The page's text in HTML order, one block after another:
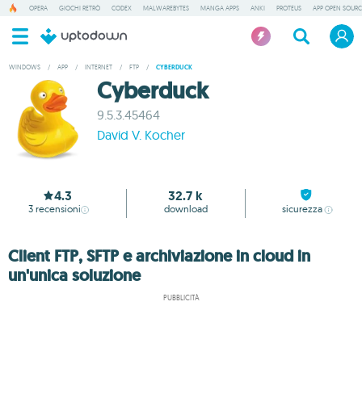
OPERA GIOCHI RETRÒ CODEX MALWAREBYTES MANGA APPS ANKI PROTEUS APP OPEN
WINDOWS / APP / INTERNET / FTP / CYBERDUCK
Cyberduck
9.5.3.45464
David V. Kocher
4.3
3 recensioni
32.7 k
download sicurezza
Client FTP, SFTP e archiviazione in cloud in
un'unica soluzione
PUBBLICITÀ